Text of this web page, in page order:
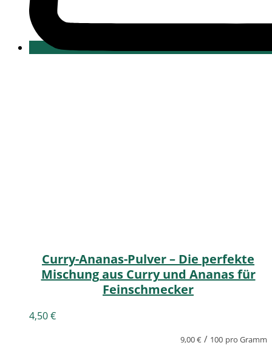
Curry-Ananas-Pulver – Die perfekte
Mischung aus Curry und Ananas für
Feinschmecker
4,50€
9,00€ / 100 pro Gramm